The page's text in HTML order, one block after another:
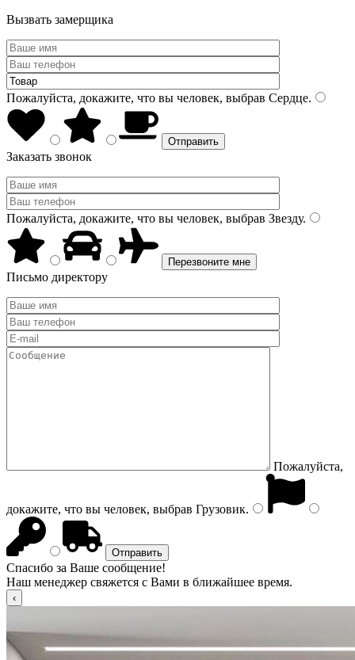
Вызвать замерщика
Пожалуйста, докажите, что вы человек, выбрав Сердце.
Заказать звонок
Пожалуйста, докажите, что вы человек, выбрав Звезду.
Письмо директору
Пожалуйста,
докажите, что вы человек, выбрав Грузовик.
Спасибо за Ваше сообщение!
Наш менеджер свяжется с Вами в ближайшее время.